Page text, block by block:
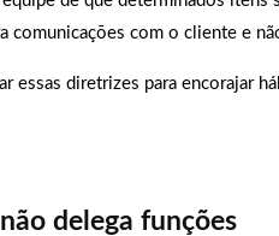
comunicações com o cliente e
essas diretrizes para encorajar
delega funções